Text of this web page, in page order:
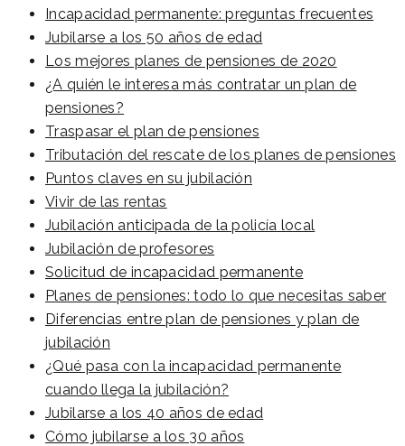
Incapacidad permanente: preguntas frecuentes
Jubilarse a los 50 años de edad
Los mejores planes de pensiones de 2020
¿A quién le interesa más contratar un plan de
pensiones?
Traspasar el plan de pensiones
Tributación del rescate de los planes de pensiones
Puntos claves en su jubilación
Vivir de las rentas
Jubilación anticipada de la policía local
Jubilación de profesores
Solicitud de incapacidad permanente
Planes de pensiones: todo lo que necesitas saber
Diferencias entre plan de pensiones y plan de
jubilación
¿Qué pasa con la incapacidad permanente
cuando llega la jubilación?
Jubilarse a los 40 años de edad
Cómo jubilarse a los 30 años